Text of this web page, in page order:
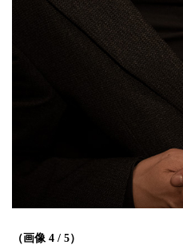
（画像 4 / 5）